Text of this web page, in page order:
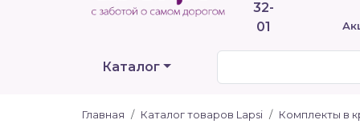
32-
01
Каталог
Главная Каталог товаров Lapsi Комплекты в